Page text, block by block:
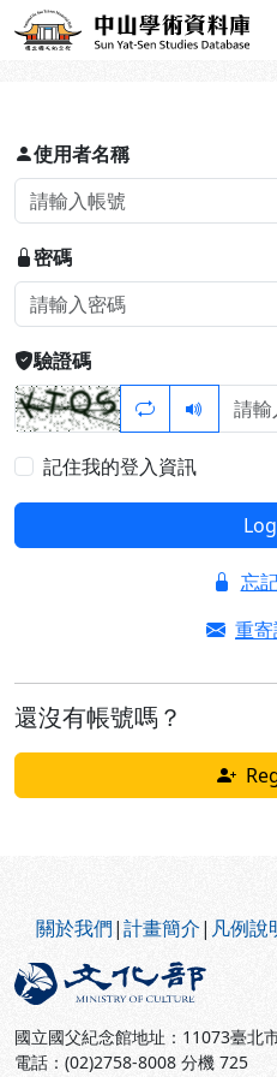
跳到主要內容
中山學術資 登入
使用者名稱
密碼
驗證碼
記住我的登入資訊
忘
重
還沒有帳號嗎？
關於我們|計畫簡介| 凡例說
國立國父紀念館地址：11073臺北
電話：(02)2758-8008 分機 725